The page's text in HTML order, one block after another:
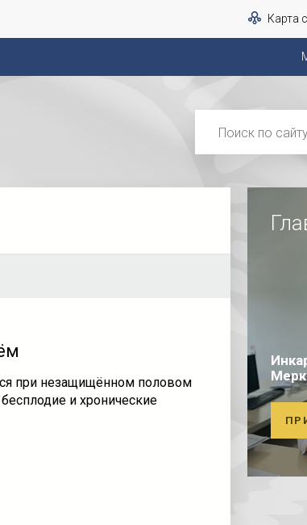
Карта
при незащищённом половом
и хронические